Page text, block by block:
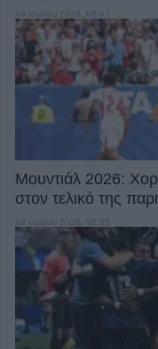
19 Ιουλίου 2026, 08:47
Μουντιάλ 2026:
στον τελικό της
19 Ιουλίου 2026, 02:05